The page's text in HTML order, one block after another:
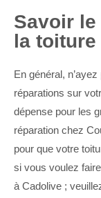
Savoir
la toiture
En général,
réparations sur
dépense pour les
réparation chez
pour que votre
si vous voulez
à Cadolive ;